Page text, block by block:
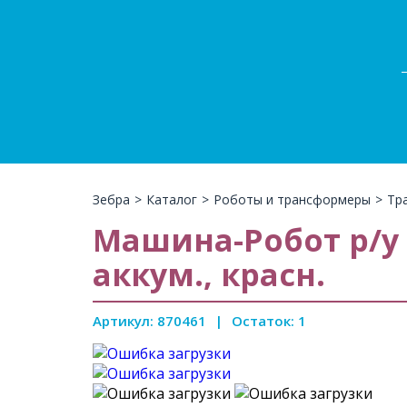
Зебра > Каталог > Роботы и трансформеры >
Машина-Робот р/у
аккум., красн.
Артикул: 870461 | Остаток: 1